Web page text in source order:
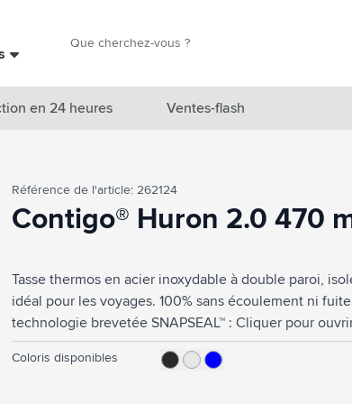
Marques
Thèmes
Accessoires boissons
Sacs & Voyage
Cuisiner & Vivre
en 24 heures Ventes-flash
Référence de l'article: 262124
Contigo® Huron 2.0 470
Tasse thermos en acier inoxydable à double paroi,
idéal pour les voyages. 100% sans écoulement ni
technologie brevetée SNAPSEAL™ : Cliquer pour
THERMALOCK™ : Les boissons chaudes restent
heures. Couvercle lavable au lave-vaisselle sur
Coloris disponibles